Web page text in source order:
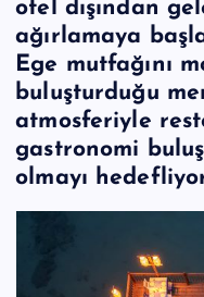
otel dışından
ağırlamaya
Ege mutfağını
buluşturduğu
atmosferiyle
gastronomi
olmayı